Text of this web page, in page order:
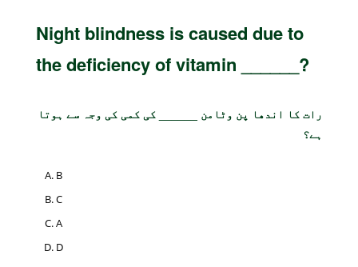
Night blindness is caused due to
the deficiency of vitamin ______?
رات کا اندھا پن وٹامن ______ کی کمی کی وجہ سے ہوتا
ہے؟
B
C
A
D